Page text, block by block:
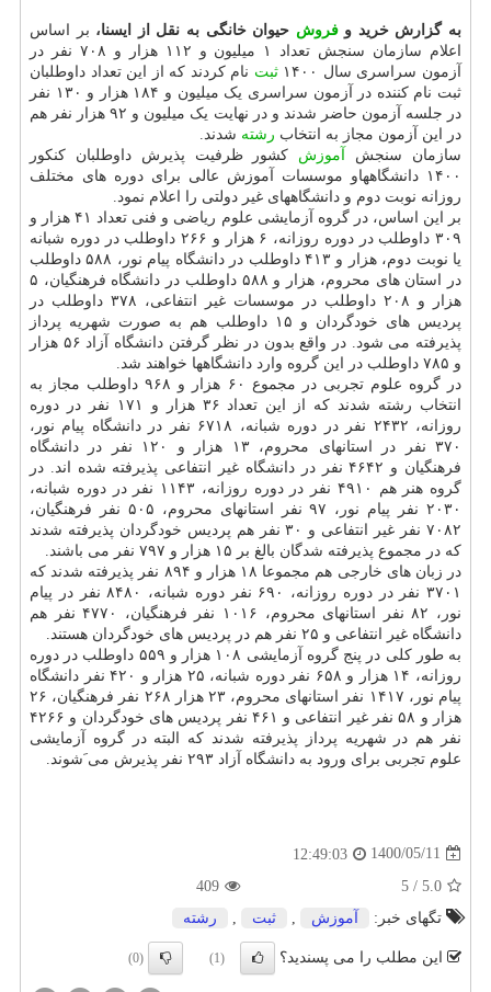
به گزارش خرید وفروش حیوان خانگی به نقل از ایسنا، بر اساس
اعلام سازمان سنجش تعداد ۱ میلیون و ۱۱۲ هزار و ۷۰۸ نفر در
آزمون سراسری سال ۱۴۰۰
ثبت نام کردند که از این تعداد داوطلبان
ثبت نام کننده در آزمون سراسری یک میلیون و ۱۸۴ هزار و ۱۳۰ نفر
در جلسه آزمون حاضر شدند و در نهایت یک میلیون و ۹۲ هزار نفر هم
در این آزمون مجاز به انتخاب رشته شدند.
سازمان سنجش آموزش کشور ظرفیت پذیرش داوطلبان کنکور
۱۴۰۰ دانشگاههاو موسسات آموزش عالی برای دوره های مختلف
روزانه نوبت دوم و دانشگاههای غیر دولتی را اعلام نمود.
بر این اساس، در گروه آزمایشی علوم ریاضی و فنی تعداد ۴۱ هزار و
۳۰۹ داوطلب در دوره روزانه، ۶ هزار و ۲۶۶ داوطلب در دوره شبانه
یا نوبت دوم، هزار و ۴۱۳ داوطلب در دانشگاه پیام نور، ۵۸۸ داوطلب
در استان های محروم، هزار و ۵۸۸ داوطلب در دانشگاه فرهنگیان، ۵
هزار و ۲۰۸ داوطلب در موسسات غیر انتفاعی، ۳۷۸ داوطلب در
پردیس های خودگردان و ۱۵ داوطلب هم به صورت شهریه پرداز
پذیرفته می شود. در واقع بدون در نظر گرفتن دانشگاه آزاد ۵۶ هزار
و ۷۸۵ داوطلب در این گروه وارد دانشگاهها خواهند شد.
در گروه علوم تجربی در مجموع ۶۰ هزار و ۹۶۸ داوطلب مجاز به
انتخاب رشته شدند که از این تعداد ۳۶ هزار و ۱۷۱ نفر در دوره
روزانه، ۲۴۳۲ نفر در دوره شبانه، ۶۷۱۸ نفر در دانشگاه پیام نور،
۳۷۰ نفر در استانهای محروم، ۱۳ هزار و ۱۲۰ نفر در دانشگاه
فرهنگیان و ۴۶۴۲ نفر در دانشگاه غیر انتفاعی پذیرفته شده اند. در
گروه هنر هم ۴۹۱۰ نفر در دوره روزانه، ۱۱۴۳ نفر در دوره شبانه،
۲۰۳۰ نفر پیام نور، ۹۷ نفر استانهای محروم، ۵۰۵ نفر فرهنگیان،
۷۰۸۲ نفر غیر انتفاعی و ۳۰ نفر هم پردیس خودگردان پذیرفته شدند
که در مجموع پذیرفته شدگان بالغ بر ۱۵ هزار و ۷۹۷ نفر می باشند.
در زبان های خارجی هم مجموعا ۱۸ هزار و ۸۹۴ نفر پذیرفته شدند که
۳۷۰۱ نفر در دوره روزانه، ۶۹۰ نفر دوره شبانه، ۸۴۸۰ نفر در پیام
نور، ۸۲ نفر استانهای محروم، ۱۰۱۶ نفر فرهنگیان، ۴۷۷۰ نفر هم
دانشگاه غیر انتفاعی و ۲۵ نفر هم در پردیس های خودگردان هستند.
به طور کلی در پنج گروه آزمایشی ۱۰۸ هزار و ۵۵۹ داوطلب در دوره
روزانه، ۱۴ هزار و ۶۵۸ نفر دوره شبانه، ۲۵ هزار و ۴۲۰ نفر دانشگاه
پیام نور، ۱۴۱۷ نفر استانهای محروم، ۲۳ هزار ۲۶۸ نفر فرهنگیان، ۲۶
هزار و ۵۸ نفر غیر انتفاعی و ۴۶۱ نفر پردیس های خودگردان و ۴۲۶۶
نفر هم در شهریه پرداز پذیرفته شدند که البته در گروه آزمایشی
علوم تجربی برای ورود به دانشگاه آزاد ۲۹۳ نفر پذیرش می َشوند.
1400/05/11
12:49:03
5.0
/
5
409
تگهای خبر:
آموزش ثبت رشته
این مطلب را می پسندید؟ (1)
(0)